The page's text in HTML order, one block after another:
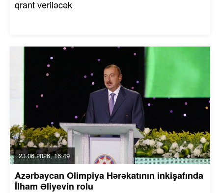
qrant veriləcək
23.06.2026, 16:49
Azərbaycan Olimpiya Hərəkatının inkişafında
İlham Əliyevin rolu